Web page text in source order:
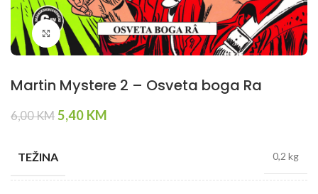
Klikni da povečaš
Martin Mystere 2 – Osveta boga Ra
6,00KM Original
6,00 KM.
5,40 KM
TEŽINA 0,2 kg